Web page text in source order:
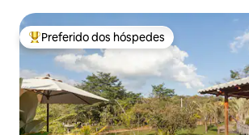
Entre os melhores preferidos dos
Preferido dos hóspedes